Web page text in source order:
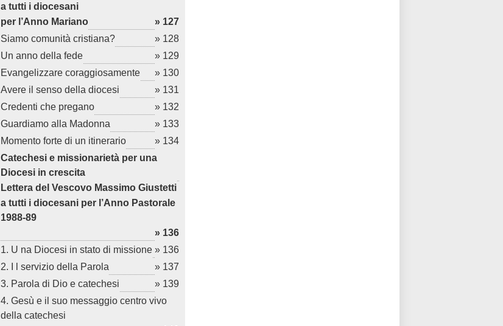
a tutti i diocesani
per l’Anno Mariano
» 127
Siamo comunità cristiana?
» 128
Un anno della fede
» 129
Evangelizzare coraggiosamente
» 130
Avere il senso della diocesi
» 131
Credenti che pregano
» 132
Guardiamo alla Madonna
» 133
Momento forte di un itinerario
» 134
Catechesi e missionarietà per una
Diocesi in crescita
Lettera del Vescovo Massimo Giustetti
a tutti i diocesani per l’Anno Pastorale
1988-89
» 136
1. U na Diocesi in stato di missione » 136
2. I l servizio della Parola
» 137
3. Parola di Dio e catechesi
» 139
4. Gesù e il suo messaggio centro vivo
della catechesi